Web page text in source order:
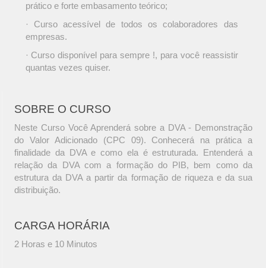
prático e forte embasamento teórico;
· Curso acessível de todos os colaboradores das
empresas.
· Curso disponível para sempre !, para você reassistir
quantas vezes quiser.
SOBRE O CURSO
Neste Curso Você Aprenderá sobre a DVA - Demonstração
do Valor Adicionado (CPC 09). Conhecerá na prática a
finalidade da DVA e como ela é estruturada. Entenderá a
relação da DVA com a formação do PIB, bem como da
estrutura da DVA a partir da formação de riqueza e da sua
distribuição.
CARGA HORÁRIA
2 Horas e 10 Minutos